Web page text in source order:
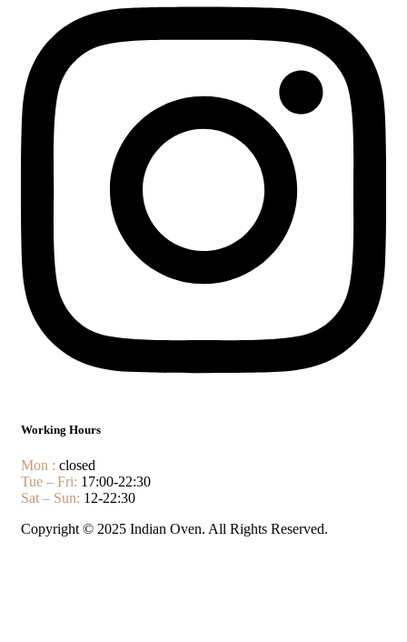
Working Hours
Mon : closed
Tue – Fri: 17:00-22:30
Sat – Sun: 12-22:30
Copyright © 2025 Indian Oven. All Rights Reserved.